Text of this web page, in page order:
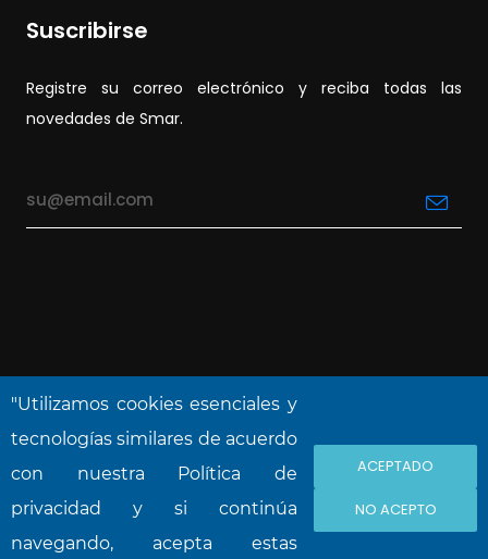
Suscribirse
Registre su correo electrónico y reciba todas las
novedades de Smar.
NOVA SMAR S/A © 2026. Reservados todos
"Utilizamos cookies esenciales y
tecnologías similares de acuerdo
con nuestra Política de
privacidad y si continúa
navegando, acepta estas
ACEPTADO
NO ACEPTO